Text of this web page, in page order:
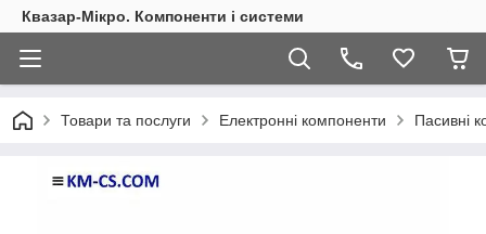
Квазар-Мікро. Компоненти і системи
Товари та послуги Електронні компоненти Пасивні